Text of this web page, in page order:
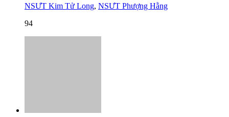
NSƯT Kim Tử Long, NSƯT Phượng Hằng
94